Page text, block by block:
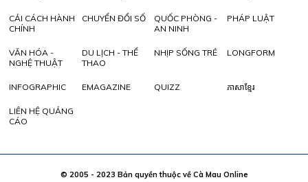
CẢI CÁCH HÀNH
CHÍNH
CHUYỂN ĐỔI SỐ
QUỐC PHÒNG -
AN NINH
PHÁP LUẬT
VĂN HÓA -
NGHỆ THUẬT
DU LỊCH - THỂ
THAO
NHỊP SỐNG TRẺ LONGFORM
INFOGRAPHIC EMAGAZINE QUIZZ ភាសាខ្មែរ
LIÊN HỆ QUẢNG
CÁO
© 2005 - 2023 Bản quyền thuộc về Cà Mau Online